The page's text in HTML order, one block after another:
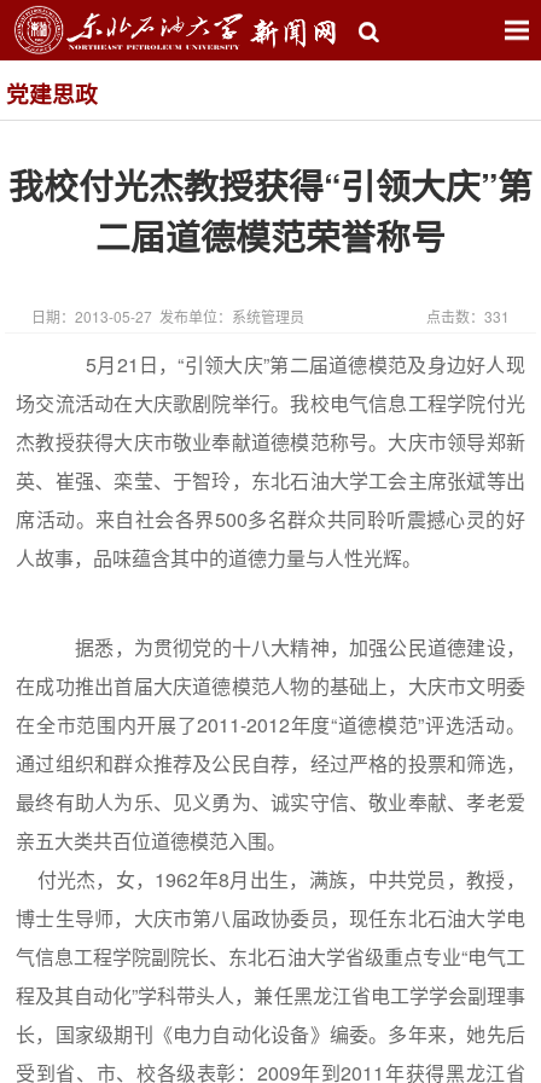
党建思政
我校付光杰教授获得“引领大庆”第
二届道德模范荣誉称号
日期：2013-05-27 发布单位：系统管理员 点击数： 331
5月21日，“引领大庆”第二届道德模范及身边好人现
场交流活动在大庆歌剧院举行。我校电气信息工程学院付光
杰教授获得大庆市敬业奉献道德模范称号。大庆市领导郑新
英、崔强、栾莹、于智玲，东北石油大学工会主席张斌等出
席活动。来自社会各界500多名群众共同聆听震撼心灵的好
人故事，品味蕴含其中的道德力量与人性光辉。
据悉，为贯彻党的十八大精神，加强公民道德建设，
在成功推出首届大庆道德模范人物的基础上，大庆市文明委
在全市范围内开展了2011-2012年度“道德模范”评选活动。
通过组织和群众推荐及公民自荐，经过严格的投票和筛选，
最终有助人为乐、见义勇为、诚实守信、敬业奉献、孝老爱
亲五大类共百位道德模范入围。
付光杰，女，1962年8月出生，满族，中共党员，教授，
博士生导师，大庆市第八届政协委员，现任东北石油大学电
气信息工程学院副院长、东北石油大学省级重点专业“电气工
程及其自动化”学科带头人，兼任黑龙江省电工学学会副理事
长，国家级期刊《电力自动化设备》编委。多年来，她先后
受到省、市、校各级表彰：2009年到2011年获得黑龙江省